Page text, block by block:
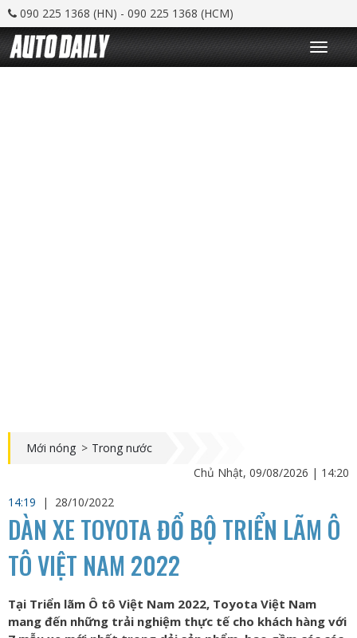
090 225 1368 (HN) - 090 225 1368 (HCM)
T
o
g
Mới nóng > Trong nước
Chủ Nhật, 09/08/2026 | 14:20
14:19
| 28/10/2022
DÀN XE TOYOTA ĐỔ BỘ TRIỂN LÃM Ô
TÔ VIỆT NAM 2022
Tại Triển lãm Ô tô Việt Nam 2022, Toyota Việt Nam
mang đến những trải nghiệm thực tế cho khách hàng với